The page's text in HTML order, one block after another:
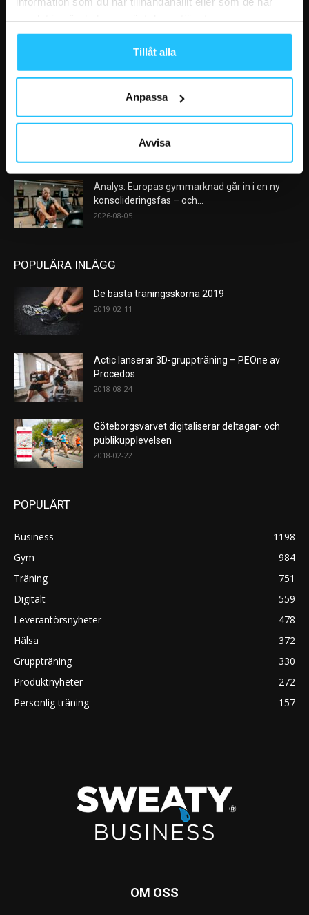
Tillåt alla
Anpassa
Avvisa
VÅRA FAVORITER
Nike satsar på hybridträning när Hyrox formar
AI kommer aldrig kunna ersätta en frukost
Analys: Europas gymmarknad går in i en ny
konsolideringsfas – och...
2026-08-05
POPULÄRA INLÄGG
De bästa träningsskorna 2019
2019-02-11
Actic lanserar 3D-gruppträning – PEOne av
Procedos
2018-08-24
Göteborgsvarvet digitaliserar deltagar- och
publikupplevelsen
2018-02-22
POPULÄRT
Business
1198
Gym
984
Träning
751
Digitalt
559
Leverantörsnyheter
478
Hälsa
372
Gruppträning
330
Produktnyheter
272
Personlig träning
157
OM OSS